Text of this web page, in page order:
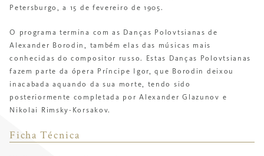
Petersburgo, a 15 de fevereiro de 1905.
O programa termina com as Danças Polovtsianas de
Alexander Borodin, também elas das músicas mais
conhecidas do compositor russo. Estas Danças Polovtsianas
fazem parte da ópera Príncipe Igor, que Borodin deixou
inacabada aquando da sua morte, tendo sido
posteriormente completada por Alexander Glazunov e
Nikolai Rimsky-Korsakov.
Ficha Técnica